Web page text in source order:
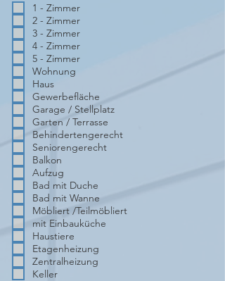
1 - Zimmer
2 - Zimmer
3 - Zimmer
4 - Zimmer
5 - Zimmer
Wohnung
Haus
Gewerbefläche
Garage / Stellplatz
Garten / Terrasse
Behindertengerecht
Seniorengerecht
Balkon
Aufzug
Bad mit Duche
Bad mit Wanne
Möbliert /Teilmöbliert
mit Einbauküche
Haustiere
Etagenheizung
Zentralheizung
Keller